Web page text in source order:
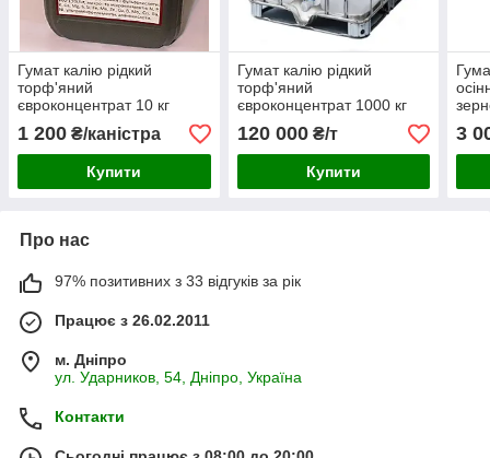
Гумат калію рідкий
торф'яний
євроконцентрат 10 кг
1 200 ₴/каністра
Купити
Гумат калію рідкий
торф'яний
євроконцентрат 1000 кг
120 000₴/т
Купити
3
Про нас
97% позитивних з 33 відгуків за рік
Працює з 26.02.2011
м. Дніпро
ул. Ударников, 54, Дніпро, Україна
Контакти